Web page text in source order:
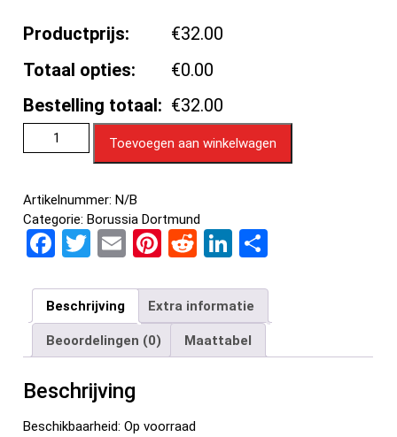
Productprijs:
€32.00
Totaal opties:
€0.00
Bestelling totaal: €32.00
Toevoegen aan winkelwagen
Artikelnummer:N/B
Categorie:Borussia Dortmund
F
ce
b
o
o
k
T
tt
er
E
ail
Pi
er
es
t
R
d
di
t
Li
ke
dI
n
e
n
Beschrijving Extra informatie
Beoordelingen (0) Maattabel
Beschrijving
Beschikbaarheid: Op voorraad